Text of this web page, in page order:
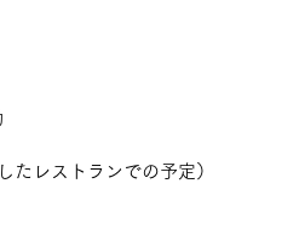
たレストランでの予定）